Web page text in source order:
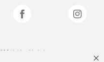
의 상표입니다.